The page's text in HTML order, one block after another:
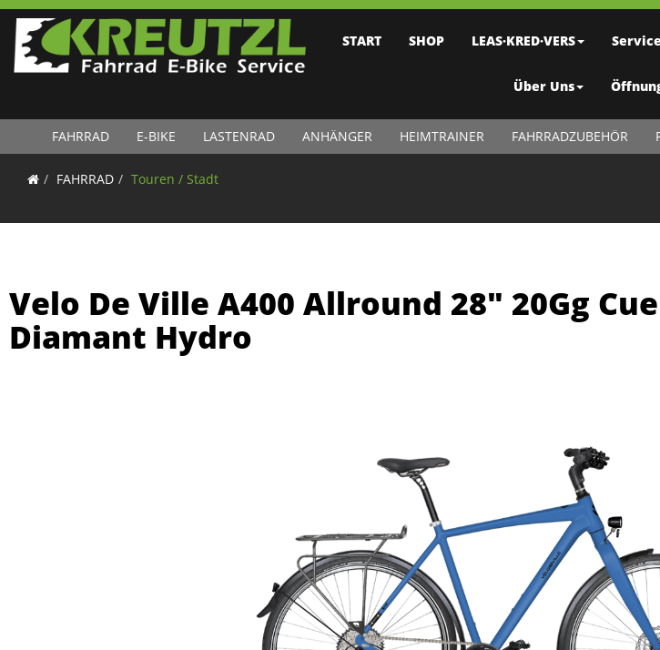
START SHOP LEAS·KRED·VERS Service
Über Uns
FAHRRAD E-BIKE LASTENRAD ANHÄNGER HEIMTRAINER FAHRRADZUBEHÖR
FAHRRAD Touren / Stadt
Velo De Ville A400 Allround 28" 20Gg
Diamant Hydro